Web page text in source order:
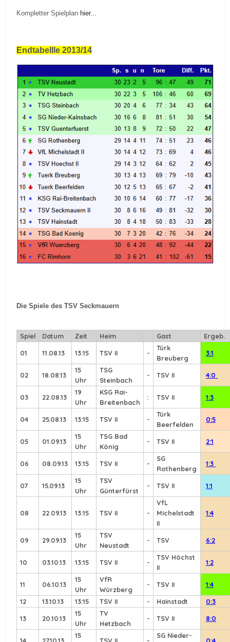
Kompletter Spielplan hier...
Endtabellle 2013/14
Die Spiele des TSV Seckmauern
Spiel Datum Zeit Heim Gast Ergeb.
01 11.08.13 13:15 TSV II -
Türk
Breuberg
3:1
02 18.08.13
15
Uhr
TSG
Steinbach
- TSV II 4:0
03 22.08.13
19
Uhr
KSG Rai-
Breitenbach
: TSV II 1:3
04 25.08.13 13:15 TSV II -
Türk
Beerfelden
0:5
05 01.09.13
15
Uhr
TSG Bad
König
- TSV II 2:1
06 08.09.13 13:15 TSV II -
SG
Rothenberg
1:3
07 15.09.13
15
Uhr
TSV
Günterfürst
- TSV II 1:1
08 22.09.13 13:15 TSV II -
VfL
Michelstadt
II
1:4
09 29.09.13
15
Uhr
TSV
Neustadt
- TSV 6:2
10 03.10.13 13:15 TSV II -
TSV Höchst
II
1:2
11 06.10.13
15
Uhr
VfR
Würzberg
- TSV II 1:4
12 13.10.13 13:15 TSV II - Hainstadt 0:3
13 20.10.13
15
Uhr
TV
Hetzbach
- TSV II 8:0
14 27.10.13
15
TSV II -
SG Nieder-
0:4